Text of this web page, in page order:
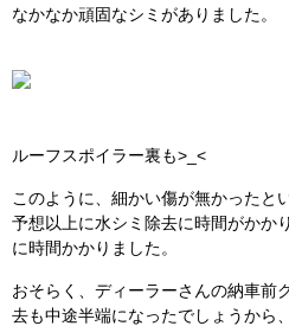
なかなか頑固なシミがありました。
ルーフスポイラー裏も>_<
このように、細かい傷が無かったと
予想以上に水シミ除去に時間がかか
に時間かかりました。
おそらく、ディーラーさんの納車前
去も中途半端になったでしょうから、